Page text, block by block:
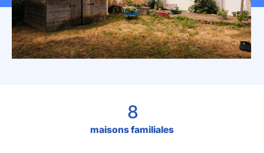
8
maisons familiales